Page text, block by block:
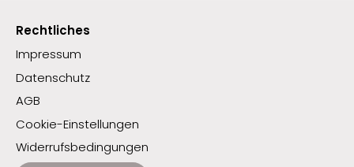
Rechtliches
Impressum
Datenschutz
AGB
Cookie-Einstellungen
Widerrufsbedingungen